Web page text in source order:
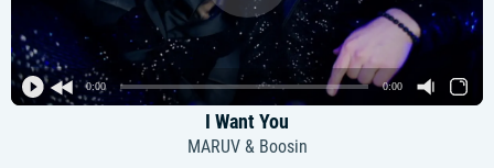
0:00 0:00
I Want You
MARUV & Boosin